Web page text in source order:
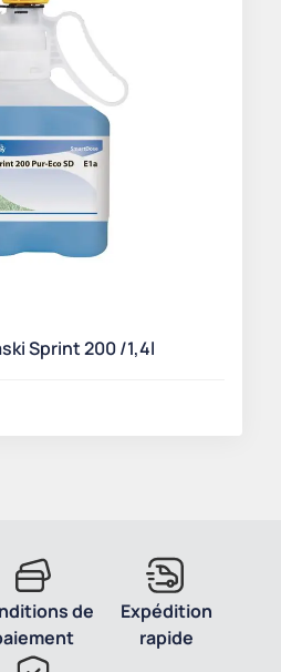
Sprint 200 /1,4l
de
Expédition
rapide